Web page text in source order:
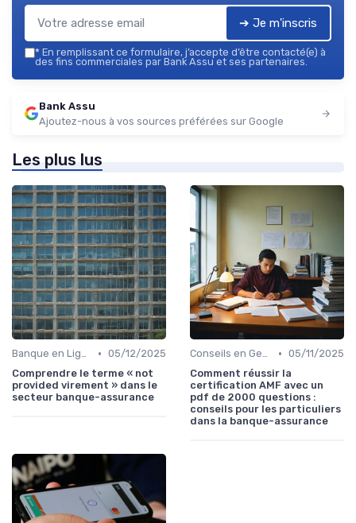
➔ Je m'inscris
* En remplissant ce formulaire, j’accepte d’être contacté(e) à
des fins commerciales par Bank Assu et ses partenaires.
Bank Assu
Ajoutez-nous à vos sources préférées sur Google
Les plus lus
Banque en Ligne et Mobile • 05/12/2025
Comprendre le terme « not
provided virement » dans le
secteur banque-assurance
Conseils en Gestion de Patrimoine • 05/11/2025
Comment réussir la
certification AMF avec un
pdf de 2000 questions :
conseils pour les particuliers
dans la banque-assurance